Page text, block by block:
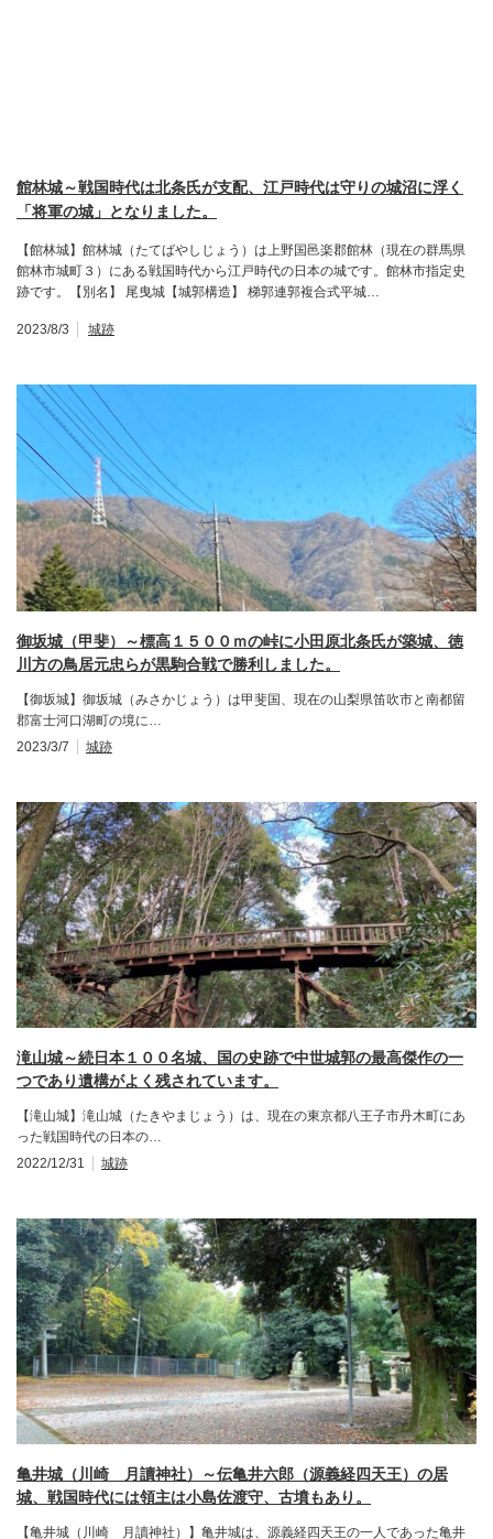
館林城～戦国時代は北条氏が支配、江戸時代は守りの城沼に浮く
「将軍の城」となりました。
【館林城】館林城（たてばやしじょう）は上野国邑楽郡館林（現在の群馬県
館林市城町３）にある戦国時代から江戸時代の日本の城です。館林市指定史
跡です。【別名】 尾曳城【城郭構造】 梯郭連郭複合式平城…
2023/8/3 城跡
御坂城（甲斐）～標高１５００ｍの峠に小田原北条氏が築城、徳
川方の鳥居元忠らが黒駒合戦で勝利しました。
【御坂城】御坂城（みさかじょう）は甲斐国、現在の山梨県笛吹市と南都留
郡富士河口湖町の境に…
2023/3/7
城跡
滝山城～続日本１００名城、国の史跡で中世城郭の最高傑作の一
つであり遺構がよく残されています。
【滝山城】滝山城（たきやまじょう）は、現在の東京都八王子市丹木町にあ
った戦国時代の日本の…
2022/12/31
城跡
亀井城（川崎 月讀神社）～伝亀井六郎（源義経四天王）の居
城、戦国時代には領主は小島佐渡守、古墳もあり。
【亀井城（川崎 月讀神社）】亀井城は、源義経四天王の一人であった亀井